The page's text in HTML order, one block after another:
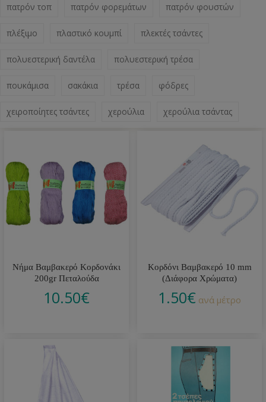
πατρόν τοπ πατρόν φορεμάτων πατρόν φουστών
πλέξιμο πλαστικό κουμπί πλεκτές τσάντες
πολυεστερική δαντέλα πολυεστερική τρέσα
πουκάμισα σακάκια τρέσα φόδρες
χειροποίητες τσάντες χερούλια χερούλια τσάντας
Νήμα Βαμβακερό Κορδονάκι
200gr Πεταλούδα
10.50€
Κορδόνι Βαμβακερό 10 mm
(Διάφορα Χρώματα)
1.50€ ανά μέτρο